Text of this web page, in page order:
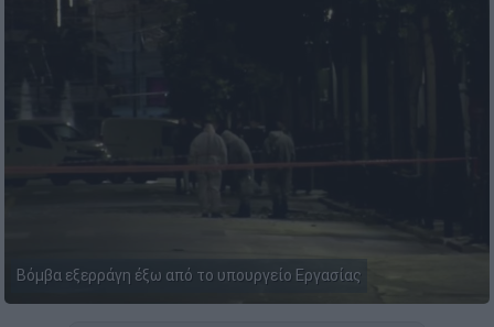
Βόμβα εξερράγη έξω από το υπουργείο Εργασίας